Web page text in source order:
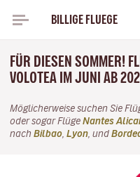
BILLIGE FLUEGE
FÜR DIESEN SOMMER!
VOLOTEA IM JUNI AB
Möglicherweise suchen Sie
oder sogar Flüge Nantes
nach Bilbao Lyon , und